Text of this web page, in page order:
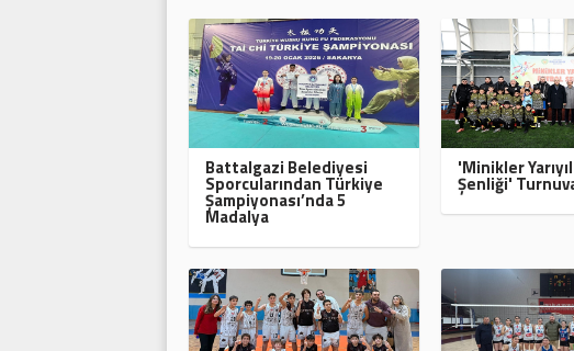
Battalgazi Belediyesi
Sporcularından Türkiye
Şampiyonası’nda 5
Madalya
'Minikler
Şenliği'